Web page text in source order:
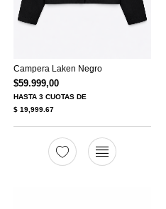
Campera Laken Negro
$59.999,00
HASTA 3 CUOTASDE
$ 19,999.67